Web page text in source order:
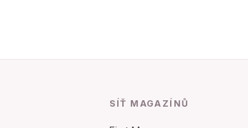
SÍŤ MAGAZÍNŮ